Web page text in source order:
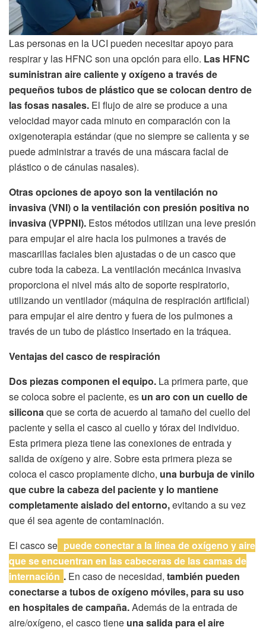
Las personas en la UCI pueden necesitar apoyo para
respirar y las HFNC son una opción para ello. Las HFNC
suministran aire caliente y oxígeno a través de
pequeños tubos de plástico que se colocan dentro de
las fosas nasales. El flujo de aire se produce a una
velocidad mayor cada minuto en comparación con la
oxigenoterapia estándar (que no siempre se calienta y se
puede administrar a través de una máscara facial de
plástico o de cánulas nasales).
Otras opciones de apoyo son la ventilación no
invasiva (VNI) o la ventilación con presión positiva no
invasiva (VPPNI). Estos métodos utilizan una leve presión
para empujar el aire hacia los pulmones a través de
mascarillas faciales bien ajustadas o de un casco que
cubre toda la cabeza. La ventilación mecánica invasiva
proporciona el nivel más alto de soporte respiratorio,
utilizando un ventilador (máquina de respiración artificial)
para empujar el aire dentro y fuera de los pulmones a
través de un tubo de plástico insertado en la tráquea.
Ventajas del casco de respiración
Dos piezas componen el equipo. La primera parte, que
se coloca sobre el paciente, es un aro con un cuello de
siliconaque se corta de acuerdo al tamaño del cuello del
paciente y sella el casco al cuello y tórax del individuo.
Esta primera pieza tiene las conexiones de entrada y
salida de oxígeno y aire. Sobre esta primera pieza se
coloca el casco propiamente dicho, una burbuja de vinilo
que cubre la cabeza del paciente y lo mantiene
completamente aislado del entorno,evitando a su vez
que él sea agente de contaminación.
El casco se puede conectar a la línea de oxígeno y aire
que se encuentran en las cabeceras de las camas de
internación . En caso de necesidad, también pueden
conectarse a tubos de oxígeno móviles, para su uso
en hospitales de campaña.Además de la entrada de
aire/oxígeno, el casco tiene una salida para el aire